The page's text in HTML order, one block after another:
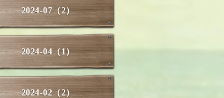
2024-07（2）
2024-04（1）
2024-02（2）